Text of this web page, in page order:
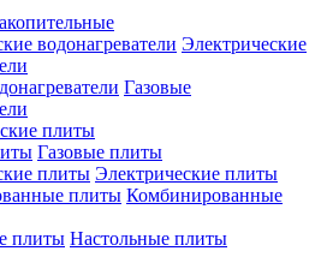
Электрические
Газовые
плиты
Газовые плиты
Электрические плиты
Комбинированные
Настольные плиты